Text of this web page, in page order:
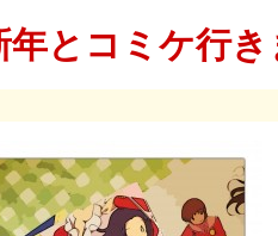
年とコミケ行